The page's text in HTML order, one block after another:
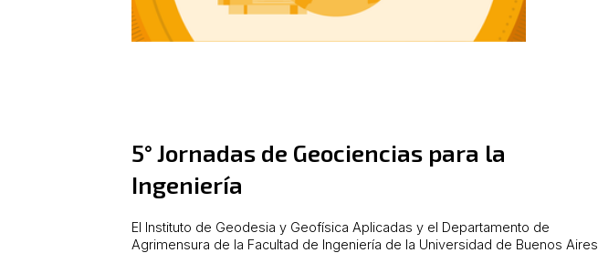
5° Jornadas de Geociencias para la
Ingeniería
El Instituto de Geodesia y Geofísica Aplicadas y el Departamento de
Agrimensura de la Facultad de Ingeniería de la Universidad de Buenos Aires